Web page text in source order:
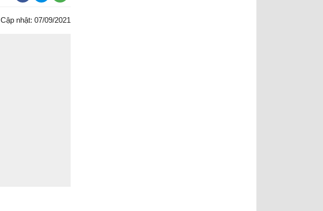
Cập nhật: 07/09/2021